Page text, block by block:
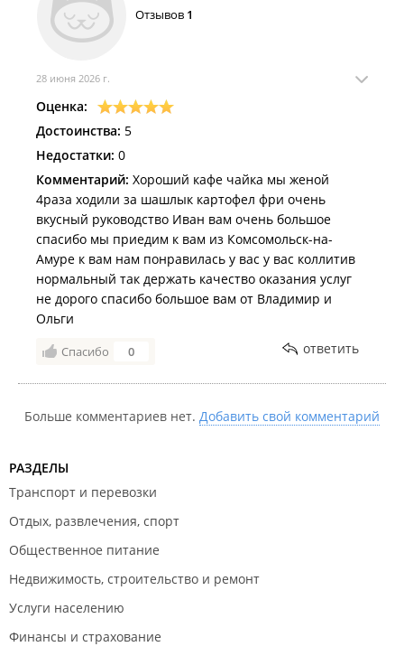
Отзывов 1
28 июня 2026 г.
Оценка:
Достоинства: 5
Недостатки: 0
Комментарий: Хороший кафе чайка мы женой
4раза ходили за шашлык картофел фри очень
вкусный руководство Иван вам очень большое
спасибо мы приедим к вам из Комсомольск-на-
Амуре к вам нам понравилась у вас у вас коллитив
нормальный так держать качество оказания услуг
не дорого спасибо большое вам от Владимир и
Ольги
Спасибо 0 ответить
Больше комментариев нет. Добавить свой комментарий
РАЗДЕЛЫ
Транспорт и перевозки
Отдых, развлечения, спорт
Общественное питание
Недвижимость, строительство и ремонт
Услуги населению
Финансы и страхование